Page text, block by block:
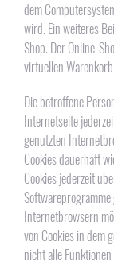
dem
wird. Ein weiteres
Shop. Der Online-
virtuellen
Die betroffene
Internetseite
genutzten
Cookies dauerhaft
Cookies jederzeit
Internetbrowsern
von Cookies in dem
nicht alle